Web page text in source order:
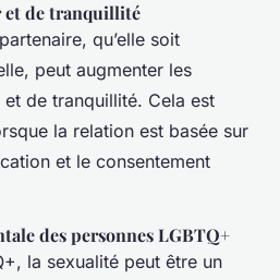
et de tranquillité
qu’elle soit
peut augmenter les
de tranquillité. Cela est
la relation est basée sur
et le consentement
des personnes LGBTQ+
la sexualité peut être un